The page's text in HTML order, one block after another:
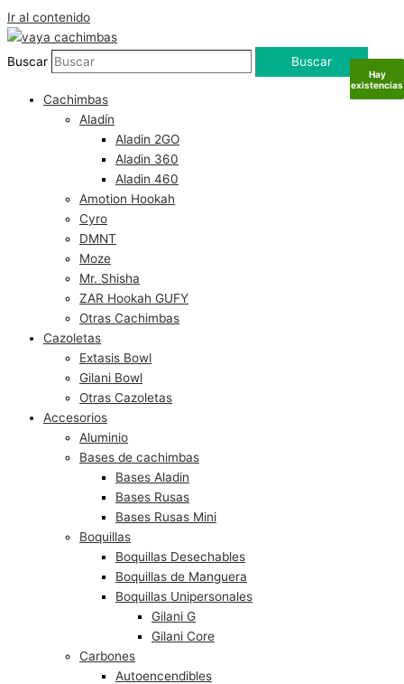
Ir al contenido
Buscar Buscar
Cachimbas
Aladín
Aladin 2GO
Aladin 360
Aladin 460
Amotion Hookah
Cyro
DMNT
Moze
Mr. Shisha
ZAR Hookah GUFY
Otras Cachimbas
Cazoletas
Extasis Bowl
Gilani Bowl
Otras Cazoletas
Accesorios
Aluminio
Bases de cachimbas
Bases Aladin
Bases Rusas
Bases Rusas Mini
Boquillas
Boquillas Desechables
Boquillas de Manguera
Boquillas Unipersonales
Gilani G
Gilani Core
Carbones
Autoencendibles
Hay
existencias
Hay
existencias
Hay
existencias
Hay
existencias